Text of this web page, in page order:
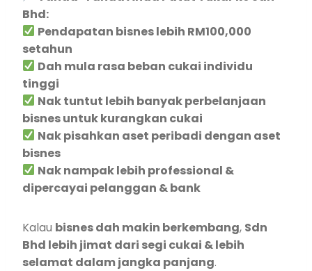
Bhd:
Pendapatan bisnes lebih RM100,000
setahun
Dah mula rasa beban cukai individu
tinggi
Nak tuntut lebih banyak perbelanjaan
bisnes untuk kurangkan cukai
Nak pisahkan aset peribadi dengan aset
bisnes
Nak nampak lebih professional &
dipercayai pelanggan & bank
Kalau bisnes dah makin berkembang, Sdn
Bhd lebih jimat dari segi cukai & lebih
selamat dalam jangka panjang.